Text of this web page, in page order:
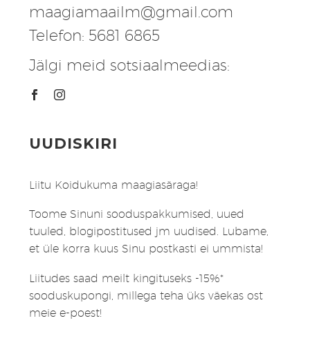
maagiamaailm@gmail.com
Telefon: 5681 6865
Jälgi meid sotsiaalmeedias:
UUDISKIRI
Liitu Koidukuma maagiasäraga!
Toome Sinuni sooduspakkumised, uued
tuuled, blogipostitused jm uudised. Lubame,
et üle korra kuus Sinu postkasti ei ummista!
Liitudes saad meilt kingituseks -15%*
sooduskupongi, millega teha üks väekas ost
meie e-poest!